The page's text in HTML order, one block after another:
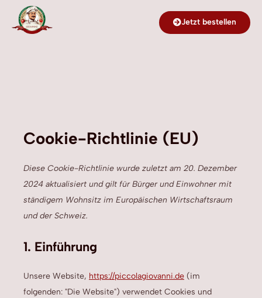
Inhalt
Jetzt bestellen
Cookie-Richtlinie (EU)
Diese Cookie-Richtlinie wurde zuletzt am 20. Dezember
2024 aktualisiert und gilt für Bürger und Einwohner mit
ständigem Wohnsitz im Europäischen Wirtschaftsraum
und der Schweiz.
1. Einführung
Unsere Website, https://piccolagiovanni.de (im
folgenden: "Die Website") verwendet Cookies und
Consent
service
wordpress
Consent
service
elementor
Consent
service
google-
Consent
service
google-
Consent
service
sonstiges